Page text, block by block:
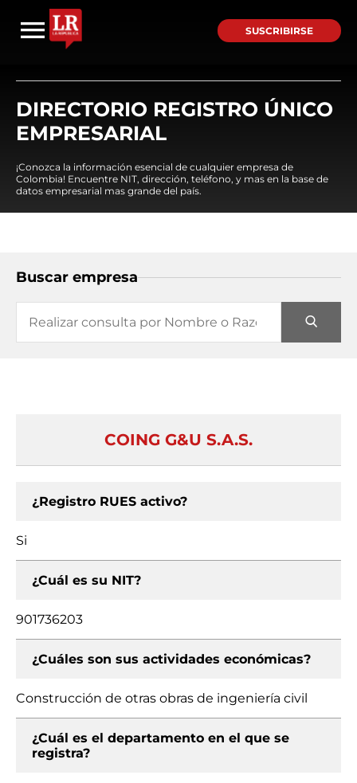
SUSCRIBIRSE
DIRECTORIO REGISTRO ÚNICO
EMPRESARIAL
¡Conozca la información esencial de cualquier empresa de
Colombia! Encuentre NIT, dirección, teléfono, y mas en la base de
datos empresarial mas grande del país.
Buscar empresa
COING G&U S.A.S.
¿Registro RUES activo?
Si
¿Cuál es su NIT?
901736203
¿Cuáles son sus actividades económicas?
Construcción de otras obras de ingeniería civil
¿Cuál es el departamento en el que se
registra?